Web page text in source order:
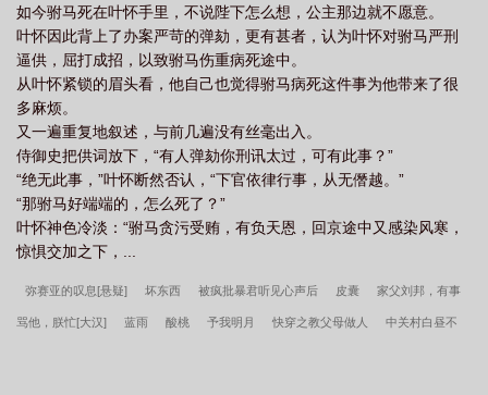
如今驸马死在叶怀手里，不说陛下怎么想，公主那边就不愿意。
叶怀因此背上了办案严苛的弹劾，更有甚者，认为叶怀对驸马严刑
逼供，屈打成招，以致驸马伤重病死途中。
从叶怀紧锁的眉头看，他自己也觉得驸马病死这件事为他带来了很
多麻烦。
又一遍重复地叙述，与前几遍没有丝毫出入。
侍御史把供词放下，“有人弹劾你刑讯太过，可有此事？”
“绝无此事，”叶怀断然否认，“下官依律行事，从无僭越。”
“那驸马好端端的，怎么死了？”
叶怀神色冷淡：“驸马贪污受贿，有负天恩，回京途中又感染风寒，
惊惧交加之下，...
弥赛亚的叹息[悬疑] 坏东西 被疯批暴君听见心声后 皮囊 家父刘邦，有事
骂他，朕忙[大汉] 蓝雨 酸桃 予我明月 快穿之教父母做人 中关村白昼不